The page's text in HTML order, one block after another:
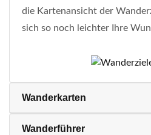
die Kartenansicht der
sich so noch leichter Ihre
Wanderkarten
Wanderführer